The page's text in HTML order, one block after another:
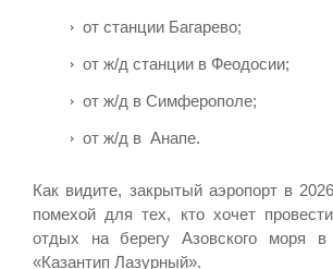
от станции Багарево;
от ж/д станции в Феодосии;
от ж/д в Симферополе;
от ж/д в Анапе.
Как видите, закрытый аэропорт в
помехой для тех, кто хочет
отдых на берегу Азовского моря в
«Казантип Лазурный».